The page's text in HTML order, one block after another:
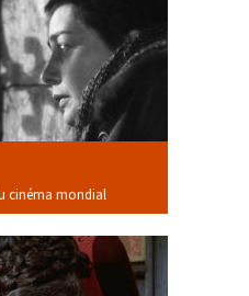
cinéma mondial